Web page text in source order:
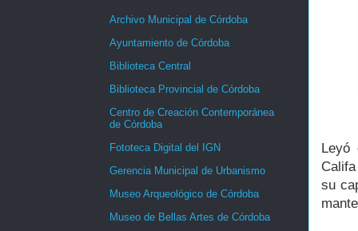
Leyó
su
Archivo Municipal de Córdoba
Ayuntamiento de Córdoba
Biblioteca Central
Biblioteca Provincial de Córdoba
Centro de Creación Contemporánea
de Córdoba
Fototeca Digital del IGN
Gerencia Municipal de Urbanismo
Museo Arqueológico de Córdoba
Museo de Bellas Artes de Córdoba